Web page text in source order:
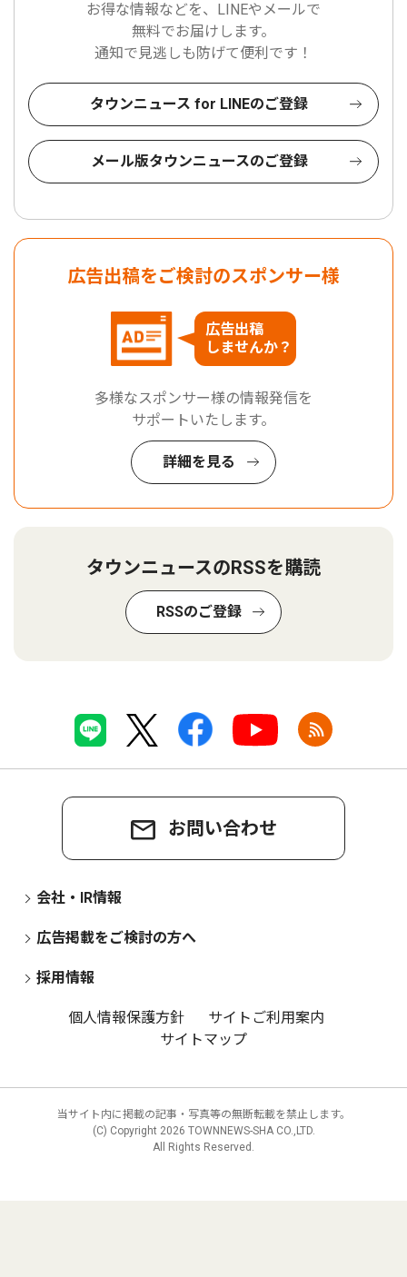
お得な情報などを、LINEやメールで
無料でお届けします。
通知で見逃しも防げて便利です！
タウンニュース for LINEのご登録
メール版タウンニュースのご登録
広告出稿をご検討のスポンサー様
広告出稿
しませんか？
多様なスポンサー様の情報発信を
サポートいたします。
詳細を見る
タウンニュースのRSSを購読
RSSのご登録
お問い合わせ
会社・IR情報
広告掲載をご検討の方へ
採用情報
個人情報保護方針
サイトご利用案内
サイトマップ
当サイト内に掲載の記事・写真等の無断転載を禁止します。
(C) Copyright 2026 TOWNNEWS-SHA CO.,LTD.
All Rights Reserved.